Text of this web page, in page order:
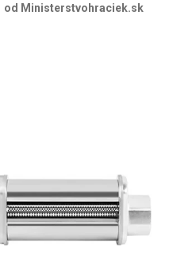
od Ministerstvohraciek.sk